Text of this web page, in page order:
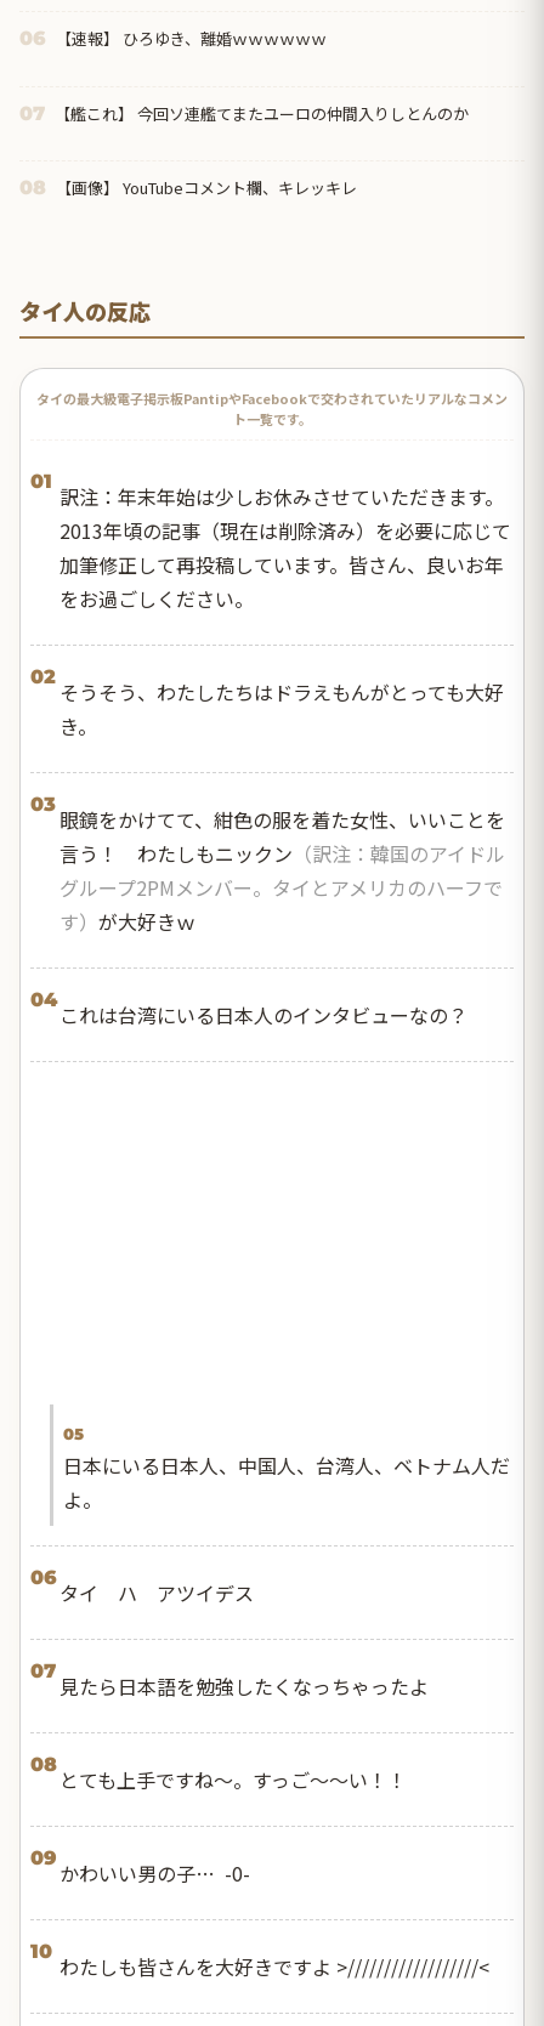
06 【速報】 ひろゆき、離婚ｗｗｗｗｗｗ
07 【艦これ】 今回ソ連艦てまたユーロの仲間入りしとんのか
08 【画像】 YouTubeコメント欄、キレッキレ
タイ人の反応
タイの最大級電子掲示板PantipやFacebookで交わされていたリアルなコメン
ト一覧です。
01
訳注：年末年始は少しお休みさせていただきます。
2013年頃の記事（現在は削除済み）を必要に応じて
加筆修正して再投稿しています。皆さん、良いお年
をお過ごしください。
02
そうそう、わたしたちはドラえもんがとっても大好
き。
03
眼鏡をかけてて、紺色の服を着た女性、いいことを
言う！ わたしもニックン （訳注：韓国のアイドル
グループ2PMメンバー。タイとアメリカのハーフで
す） が大好きｗ
04
これは台湾にいる日本人のインタビューなの？
05
日本にいる日本人、中国人、台湾人、ベトナム人だ
よ。
06
タイ ハ アツイデス
07
見たら日本語を勉強したくなっちゃったよ
08
とても上手ですね～。すっご～～い！！
09
かわいい男の子… -0-
10
わたしも皆さんを大好きですよ >//////////////////<